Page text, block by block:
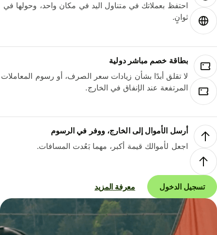
احتفظ بعملاتك في متناول اليد في مكان واحد، وحولها في
ثوانٍ.
بطاقة خصم مباشر دولية
لا تقلق أبدًا بشأن زيادات سعر الصرف، أو رسوم المعاملات
المرتفعة عند الإنفاق في الخارج.
أرسل الأموال إلى الخارج، ووفر في الرسوم
اجعل لأموالك قيمة أكبر، مهما بَعُدت المسافات.
تسجيل الدخول معرفة المزيد